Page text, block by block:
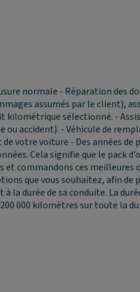
normale - Réparation des
assumés par le client),
kilométrique sélectionné. -
accident). - Véhicule de
votre voiture - Des années de
Cela signifie que le pack
commandons ces meilleures
que vous souhaitez, afin de
la durée de sa conduite. La
000 kilomètres sur toute la